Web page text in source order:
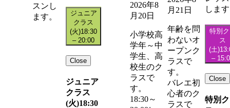
スンし
ます。
ジュニア
クラス
(火)18:30
– 20:00
Close
ジュニア
クラス
(火)18:30
2026年8
月20日
小学校高
学年～中
学生、高
校生のク
ラスで
す。
18:30～
月21日
年齢を問
わないオ
ープンク
ラスで
す。
バレエ初
心者のク
ラスで
しま
特別
ス
(土)
–
Close
特別